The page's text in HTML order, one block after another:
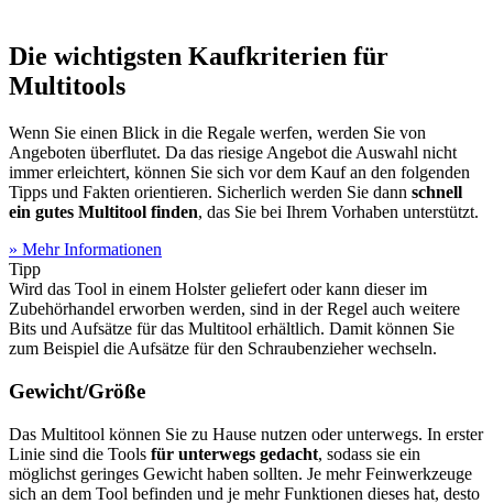
Die wichtigsten Kaufkriterien für
Multitools
Wenn Sie einen Blick in die Regale werfen, werden Sie von
Angeboten überflutet. Da das riesige Angebot die Auswahl nicht
immer erleichtert, können Sie sich vor dem Kauf an den folgenden
Tipps und Fakten orientieren. Sicherlich werden Sie dann schnell
ein gutes Multitool finden, das Sie bei Ihrem Vorhaben unterstützt.
» Mehr Informationen
Tipp
Wird das Tool in einem Holster geliefert oder kann dieser im
Zubehörhandel erworben werden, sind in der Regel auch weitere
Bits und Aufsätze für das Multitool erhältlich. Damit können Sie
zum Beispiel die Aufsätze für den Schraubenzieher wechseln.
Gewicht/Größe
Das Multitool können Sie zu Hause nutzen oder unterwegs. In erster
Linie sind die Tools für unterwegs gedacht, sodass sie ein
möglichst geringes Gewicht haben sollten. Je mehr Feinwerkzeuge
sich an dem Tool befinden und je mehr Funktionen dieses hat, desto